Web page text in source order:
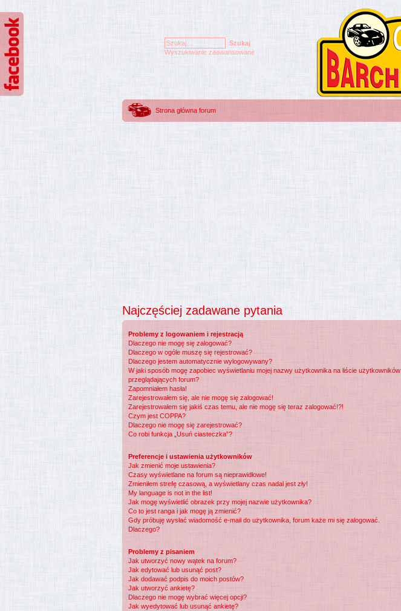
Wyszukiwanie zaawansowane
Strona główna forum
Najczęściej zadawane pytania
Problemy z logowaniem i rejestracją
Dlaczego nie mogę się zalogować?
Dlaczego w ogóle muszę się rejestrować?
Dlaczego jestem automatycznie wylogowywany?
W jaki sposób mogę zapobiec wyświetlaniu mojej nazwy użytkownika na liście użytkowników
przeglądających forum?
Zapomniałem hasła!
Zarejestrowałem się, ale nie mogę się zalogować!
Zarejestrowałem się jakiś czas temu, ale nie mogę się teraz zalogować!?!
Czym jest COPPA?
Dlaczego nie mogę się zarejestrować?
Co robi funkcja „Usuń ciasteczka”?
Preferencje i ustawienia użytkowników
Jak zmienić moje ustawienia?
Czasy wyświetlane na forum są nieprawidłowe!
Zmieniłem strefę czasową, a wyświetlany czas nadal jest zły!
My language is not in the list!
Jak mogę wyświetlić obrazek przy mojej nazwie użytkownika?
Co to jest ranga i jak mogę ją zmienić?
Gdy próbuję wysłać wiadomość e-mail do użytkownika, forum każe mi się zalogować.
Dlaczego?
Problemy z pisaniem
Jak utworzyć nowy wątek na forum?
Jak edytować lub usunąć post?
Jak dodawać podpis do moich postów?
Jak utworzyć ankietę?
Dlaczego nie mogę wybrać więcej opcji?
Jak wyedytować lub usunąć ankietę?